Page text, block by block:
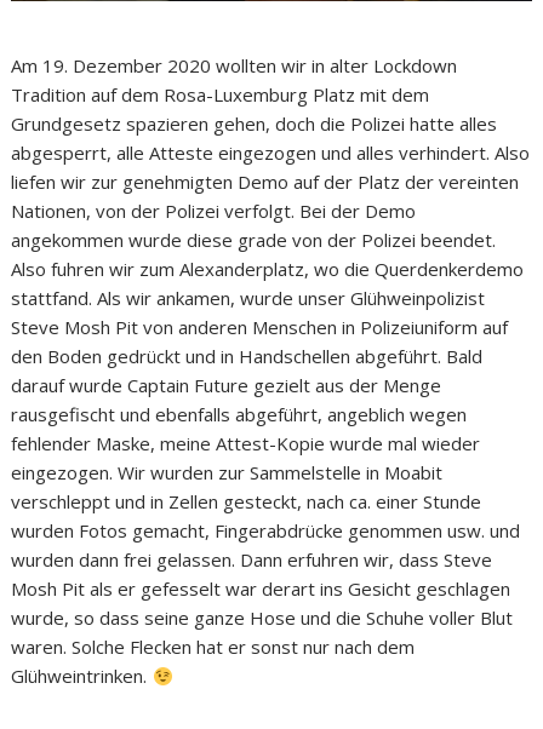
Am 19. Dezember 2020 wollten wir in alter Lockdown
Tradition auf dem Rosa-Luxemburg Platz mit dem
Grundgesetz spazieren gehen, doch die Polizei hatte alles
abgesperrt, alle Atteste eingezogen und alles verhindert. Also
liefen wir zur genehmigten Demo auf der Platz der vereinten
Nationen, von der Polizei verfolgt. Bei der Demo
angekommen wurde diese grade von der Polizei beendet.
Also fuhren wir zum Alexanderplatz, wo die Querdenkerdemo
stattfand. Als wir ankamen, wurde unser Glühweinpolizist
Steve Mosh Pit von anderen Menschen in Polizeiuniform auf
den Boden gedrückt und in Handschellen abgeführt. Bald
darauf wurde Captain Future gezielt aus der Menge
rausgefischt und ebenfalls abgeführt, angeblich wegen
fehlender Maske, meine Attest-Kopie wurde mal wieder
eingezogen. Wir wurden zur Sammelstelle in Moabit
verschleppt und in Zellen gesteckt, nach ca. einer Stunde
wurden Fotos gemacht, Fingerabdrücke genommen usw. und
wurden dann frei gelassen. Dann erfuhren wir, dass Steve
Mosh Pit als er gefesselt war derart ins Gesicht geschlagen
wurde, so dass seine ganze Hose und die Schuhe voller Blut
waren. Solche Flecken hat er sonst nur nach dem
Glühweintrinken.